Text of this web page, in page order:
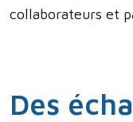
collaborateurs et
Des